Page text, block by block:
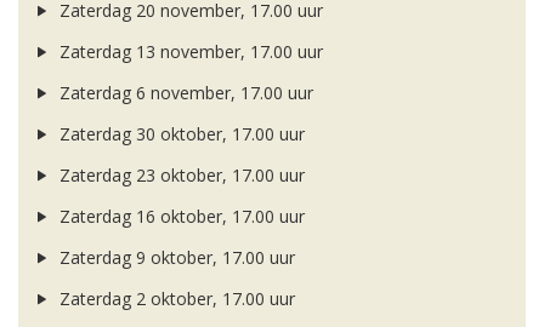
Zaterdag 20 november, 17.00 uur
Zaterdag 13 november, 17.00 uur
Zaterdag 6 november, 17.00 uur
Zaterdag 30 oktober, 17.00 uur
Zaterdag 23 oktober, 17.00 uur
Zaterdag 16 oktober, 17.00 uur
Zaterdag 9 oktober, 17.00 uur
Zaterdag 2 oktober, 17.00 uur